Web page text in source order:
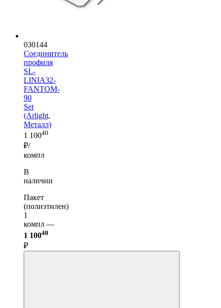
030144
Соединитель
профиля
SL-
LINIA32-
FANTOM-
90
Set
(Arlight,
Металл)
1 10040
₽/
компл
В
наличии
Пакет
(полиэтилен)
1
компл —
1 10040
₽